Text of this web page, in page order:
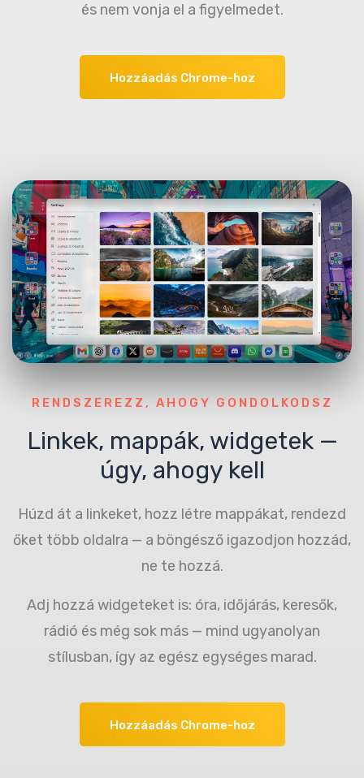
és nem vonja el a figyelmedet.
Hozzáadás Chrome-hoz
RENDSZEREZZ, AHOGY GONDOLKODSZ
Linkek, mappák, widgetek —
úgy, ahogy kell
Húzd át a linkeket, hozz létre mappákat, rendezd
őket több oldalra — a böngésző igazodjon hozzád,
ne te hozzá.
Adj hozzá widgeteket is: óra, időjárás, keresők,
rádió és még sok más — mind ugyanolyan
stílusban, így az egész egységes marad.
Hozzáadás Chrome-hoz